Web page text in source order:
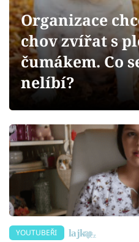
Videa
Sledujte prima+
Sledujte nás
Organizace
chov zvířat s
čumákem. Co
nelíbí?
YOUTUBEŘI